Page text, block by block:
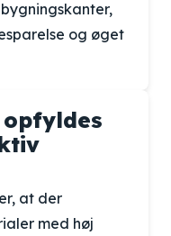
og øget
at der
med høj